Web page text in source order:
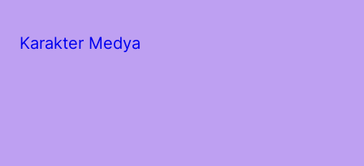
Karakter Medya